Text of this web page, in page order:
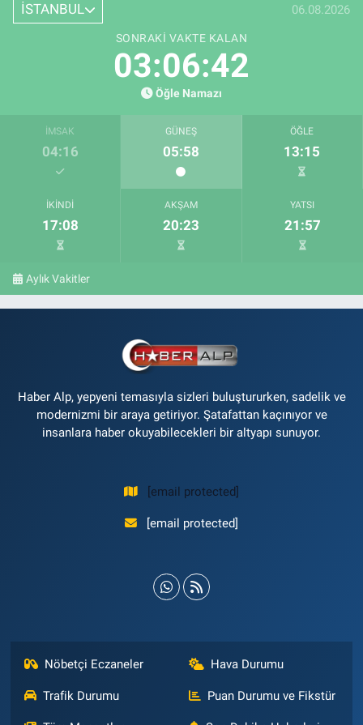
İSTANBUL 06.08.2026
SONRAKI VAKTE KALAN
03:06:41
Öğle Namazı
İMSAK
04:16
GÜNEŞ
05:58
ÖĞLE
13:15
İKINDI
17:08
AKŞAM
20:23
YATSI
21:57
Aylık Vakitler
Haber Alp, yepyeni temasıyla sizleri buluştururken, sadelik ve
modernizmi bir araya getiriyor. Şatafattan kaçınıyor ve
insanlara haber okuyabilecekleri bir altyapı sunuyor.
[email protected]
[email protected]
Nöbetçi Eczaneler Hava Durumu
Trafik Durumu Puan Durumu ve Fikstür